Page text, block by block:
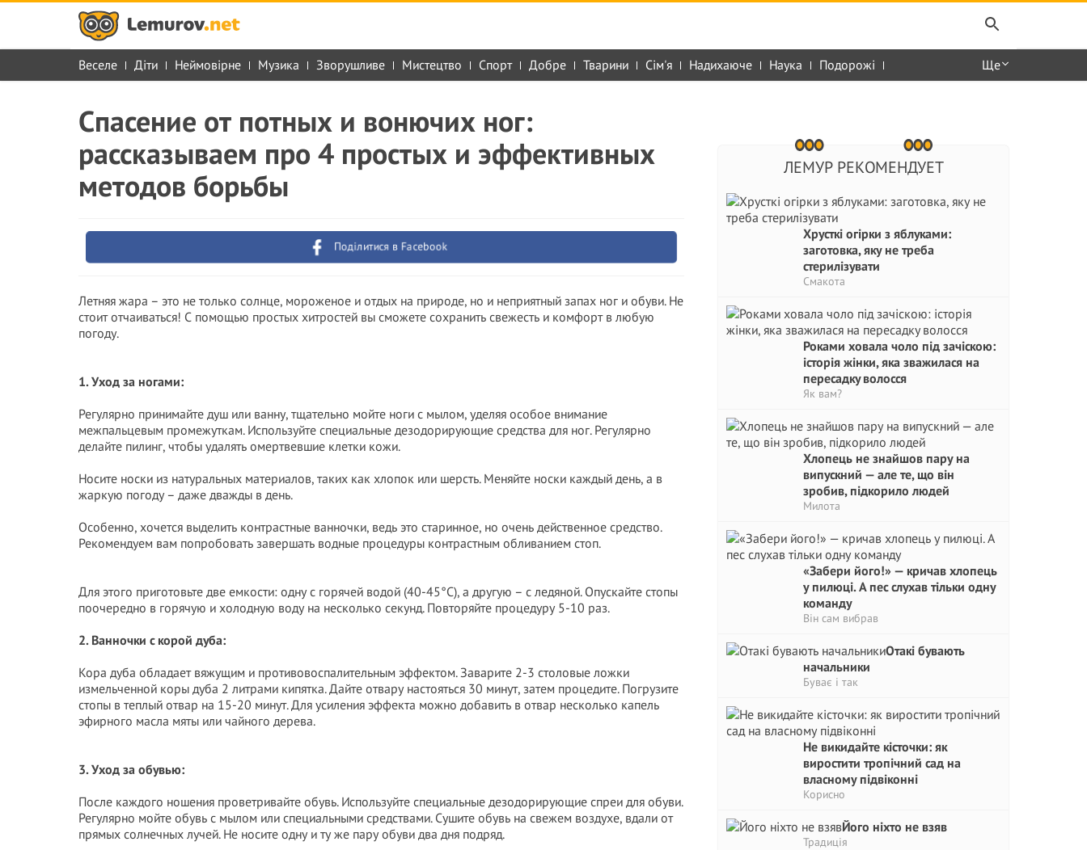
Веселе Діти Неймовірне Музика Зворушливе Мистецтво Спорт Добре Тварини Сім'я Надихаюче Наука Подорожі Ще
ЛЕМУР РЕКОМЕНДУЕТ
Хрусткі огірки з яблуками:
заготовка, яку не треба
стерилізувати
Смакота
Роками ховала чоло під зачіскою:
історія жінки, яка зважилася на
пepeсадкy волосся
Як вам?
Хлопець не знайшов пару на
випускний — але те, що він
зробив, підкорило людей
Милота
«Забери його!» — кричав хлопець
у пилюці. А пес слухав тільки одну
команду
Він сам вибрав
Отакі бувають
начальники
Буває і так
Не викидайте кісточки: як
виростити тропічний сад на
власному підвіконні
Корисно
Його ніхто не взяв
Традиція
Спасение от потных и вонючих ног:
рассказываем про 4 простых и эффективных
методов борьбы
Поділитися в Facebook
Летняя жара – это не только солнце, мороженое и отдых на природе, но и неприятный запах ног и обуви. Не
стоит отчаиваться! С помощью простых хитростей вы сможете сохранить свежесть и комфорт в любую
погоду.
1. Уход за ногами:
Регулярно принимайте душ или ванну, тщательно мойте ноги с мылом, уделяя особое внимание
межпальцевым промежуткам. Используйте специальные дезодорирующие средства для ног. Регулярно
делайте пилинг, чтобы удалять омертвевшие клетки кожи.
Носите носки из натуральных материалов, таких как хлопок или шерсть. Меняйте носки каждый день, а в
жаркую погоду – даже дважды в день.
Особенно, хочется выделить контрастные ванночки, ведь это старинное, но очень действенное средство.
Рекомендуем вам попробовать завершать водные процедуры контрастным обливанием стоп.
Для этого приготовьте две емкости: одну с горячей водой (40-45°C), а другую – с ледяной. Опускайте стопы
поочередно в горячую и холодную воду на несколько секунд. Повторяйте процедуру 5-10 раз.
2. Ванночки с корой дуба:
Кора дуба обладает вяжущим и противовоспалительным эффектом. Заварите 2-3 столовые ложки
измельченной коры дуба 2 литрами кипятка. Дайте отвару настояться 30 минут, затем процедите. Погрузите
стопы в теплый отвар на 15-20 минут. Для усиления эффекта можно добавить в отвар несколько капель
эфирного масла мяты или чайного дерева.
3. Уход за обувью:
После каждого ношения проветривайте обувь. Используйте специальные дезодорирующие спреи для обуви.
Регулярно мойте обувь с мылом или специальными средствами. Сушите обувь на свежем воздухе, вдали от
прямых солнечных лучей. Не носите одну и ту же пару обуви два дня подряд.